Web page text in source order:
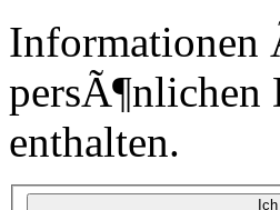
Informationen
persÃ¶nlichen
enthalten.